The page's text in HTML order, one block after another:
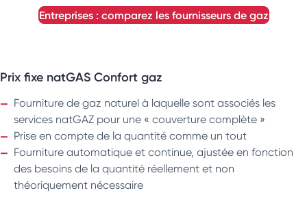
entreprises : comparez les fournisseurs de gaz
Prix fixe natGAS Confort gaz
Fourniture de gaz naturel à laquelle sont associés les
services natGAZ pour une « couverture complète »
Prise en compte de la quantité comme un tout
Fourniture automatique et continue, ajustée en fonction
des besoins de la quantité réellement et non
théoriquement nécessaire